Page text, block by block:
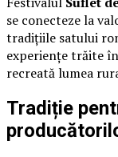
se conecteze la
tradițiile satului
experiențe trăite
recreată lumea
Tradiție